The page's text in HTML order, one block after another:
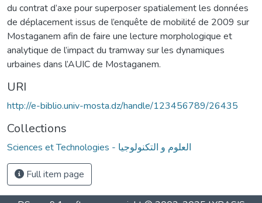
du contrat d’axe pour superposer spatialement les données
de déplacement issus de l’enquête de mobilité de 2009 sur
Mostaganem afin de faire une lecture morphologique et
analytique de l’impact du tramway sur les dynamiques
urbaines dans l’AUIC de Mostaganem.
URI
http://e-biblio.univ-mosta.dz/handle/123456789/26435
Collections
Sciences et Technologies - العلوم و التكنولوجيا
Full item page